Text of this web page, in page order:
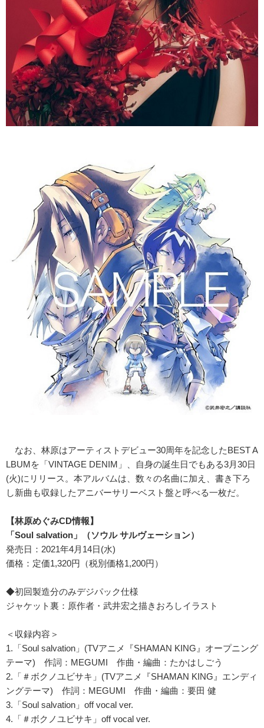
なお、林原はアーティストデビュー30周年を記念したBEST A
LBUMを「VINTAGE DENIM」、自身の誕生日でもある3月30日
(火)にリリース。本アルバムは、数々の名曲に加え、書き下ろ
し新曲も収録したアニバーサリーベスト盤と呼べる一枚だ。
【林原めぐみCD情報】
「Soul salvation」（ソウル サルヴェーション）
発売日：2021年4月14日(水)
価格：定価1,320円（税別価格1,200円）
◆初回製造分のみデジパック仕様
ジャケット裏：原作者・武井宏之描きおろしイラスト
＜収録内容＞
1.「Soul salvation」(TVアニメ『SHAMAN KING』オープニング
テーマ) 作詞：MEGUMI 作曲・編曲：たかはしごう
2.「＃ボクノユビサキ」(TVアニメ『SHAMAN KING』エンディ
ングテーマ) 作詞：MEGUMI 作曲・編曲：要田 健
3.「Soul salvation」off vocal ver.
4.「＃ボクノユビサキ」off vocal ver.